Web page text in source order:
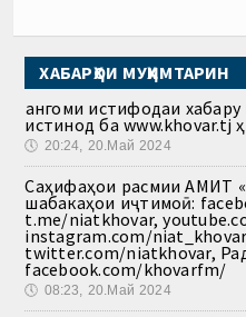
ХАБАРҲОИ МУҲИМТАРИН
Ҳангоми истифодаи
истинод ба www.khovar.tj
🕔 20:24, 20.Май 2024
Саҳифаҳои расмии АМИТ
шабакаҳои иҷтимоӣ:
t.me/niatkhovar,
instagram.com/
twitter.com/niatkhovar,
facebook.com/khovarfm/
🕔 08:23, 20.Май 2024